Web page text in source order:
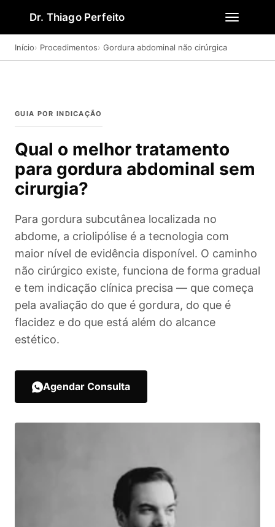
Dr. Thiago Perfeito
Início Procedimentos Gordura abdominal não cirúrgica
GUIA POR INDICAÇÃO
Qual o melhor tratamento
para gordura abdominal sem
cirurgia?
Para gordura subcutânea localizada no
abdome, a criolipólise é a tecnologia com
maior nível de evidência disponível. O caminho
não cirúrgico existe, funciona de forma gradual
e tem indicação clínica precisa — que começa
pela avaliação do que é gordura, do que é
flacidez e do que está além do alcance
estético.
Agendar Consulta